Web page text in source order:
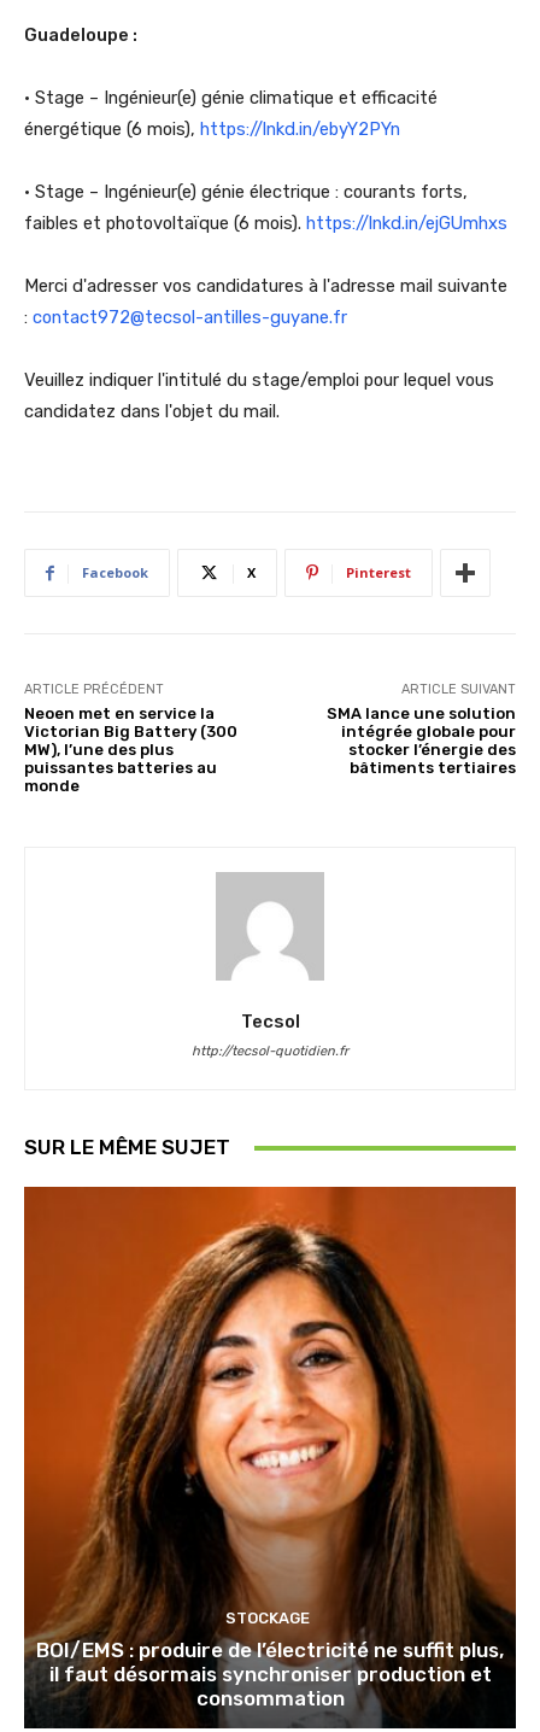
Guadeloupe :
• Stage – Ingénieur(e) génie climatique et efficacité
énergétique (6 mois), https://lnkd.in/ebyY2PYn
• Stage – Ingénieur(e) génie électrique : courants forts,
faibles et photovoltaïque (6 mois). https://lnkd.in/ejGUmhxs
Merci d'adresser vos candidatures à l'adresse mail suivante
: contact972@tecsol-antilles-guyane.fr
Veuillez indiquer l'intitulé du stage/emploi pour lequel vous
candidatez dans l'objet du mail.
Facebook X Pinterest
ARTICLE PRÉCÉDENT
Neoen met en service la
Victorian Big Battery (300
MW), l’une des plus
puissantes batteries au
monde
ARTICLE SUIVANT
SMA lance une solution
intégrée globale pour
stocker l’énergie des
bâtiments tertiaires
Tecsol
http://tecsol-quotidien.fr
SUR LE MÊME SUJET
STOCKAGE
BOI/EMS : produire de l’électricité ne suffit plus,
il faut désormais synchroniser production et
consommation